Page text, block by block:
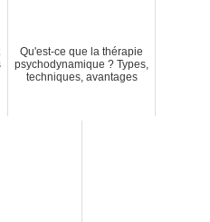
Qu'est-ce que la thérapie
psychodynamique ? Types,
techniques, avantages